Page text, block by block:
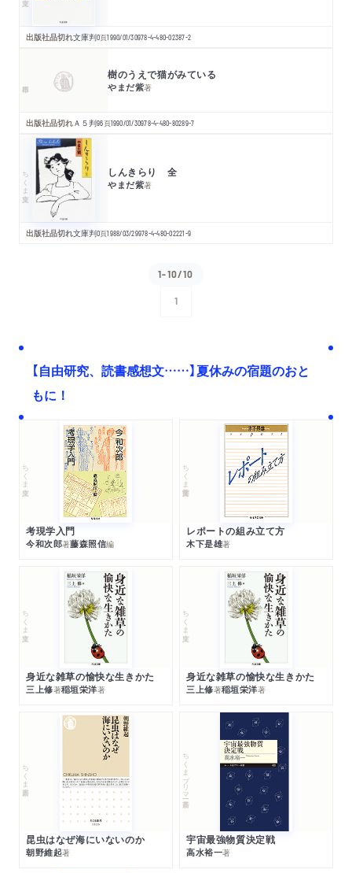
出版社品切れ文庫判0頁1990/01/30978-4-480-02387-2
樹のうえで猫がみている
やまだ紫著
出版社品切れＡ５判96頁1990/01/30978-4-480-80289-7
ちくま文庫 しんきらり 全
やまだ紫著
出版社品切れ文庫判0頁1988/03/29978-4-480-02221-9
1-10/10
1
【自由研究、読書感想文……】夏休みの宿題のおと
もに！
ちくま文庫
考現学入門
今和次郎著藤森照信編
ちくま学芸文庫
レポートの組み立て方
木下是雄著
ちくま文庫
身近な雑草の愉快な生きかた
三上修著稲垣栄洋著
ちくま文庫
身近な雑草の愉快な生きかた
三上修著稲垣栄洋著
ちくま新書
昆虫はなぜ海にいないのか
朝野維起著
ちくまプリマー新書
宇宙最強物質決定戦
高水裕一著